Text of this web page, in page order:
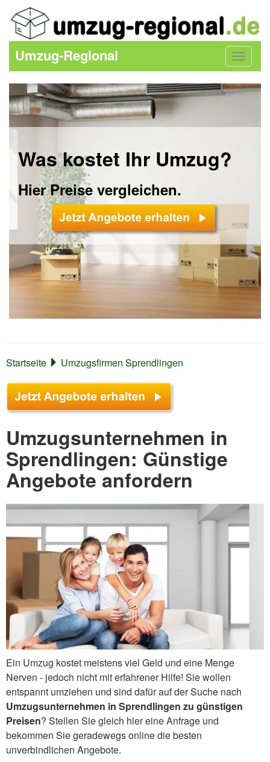
Toggle
Umzug-Regional
Was kostet Ihr Umzug?
Hier Preise vergleichen.
Startseite Umzugsfirmen Sprendlingen
Umzugsunternehmen in
Sprendlingen: Günstige
Angebote anfordern
Ein Umzug kostet meistens viel Geld und eine Menge
Nerven - jedoch nicht mit erfahrener Hilfe! Sie wollen
entspannt umziehen und sind dafür auf der Suche nach
Umzugsunternehmen in Sprendlingen zu günstigen
Preisen? Stellen Sie gleich hier eine Anfrage und
bekommen Sie geradewegs online die besten
unverbindlichen Angebote.